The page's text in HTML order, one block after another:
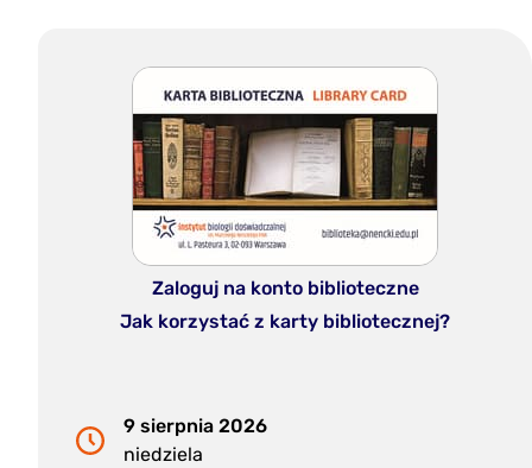
Zaloguj na konto biblioteczne
Jak korzystać z karty bibliotecznej?
9 sierpnia 2026
niedziela